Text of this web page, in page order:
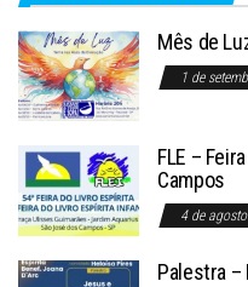
Mês de
1 de
FLE –
Campos
4 de
Palestra –